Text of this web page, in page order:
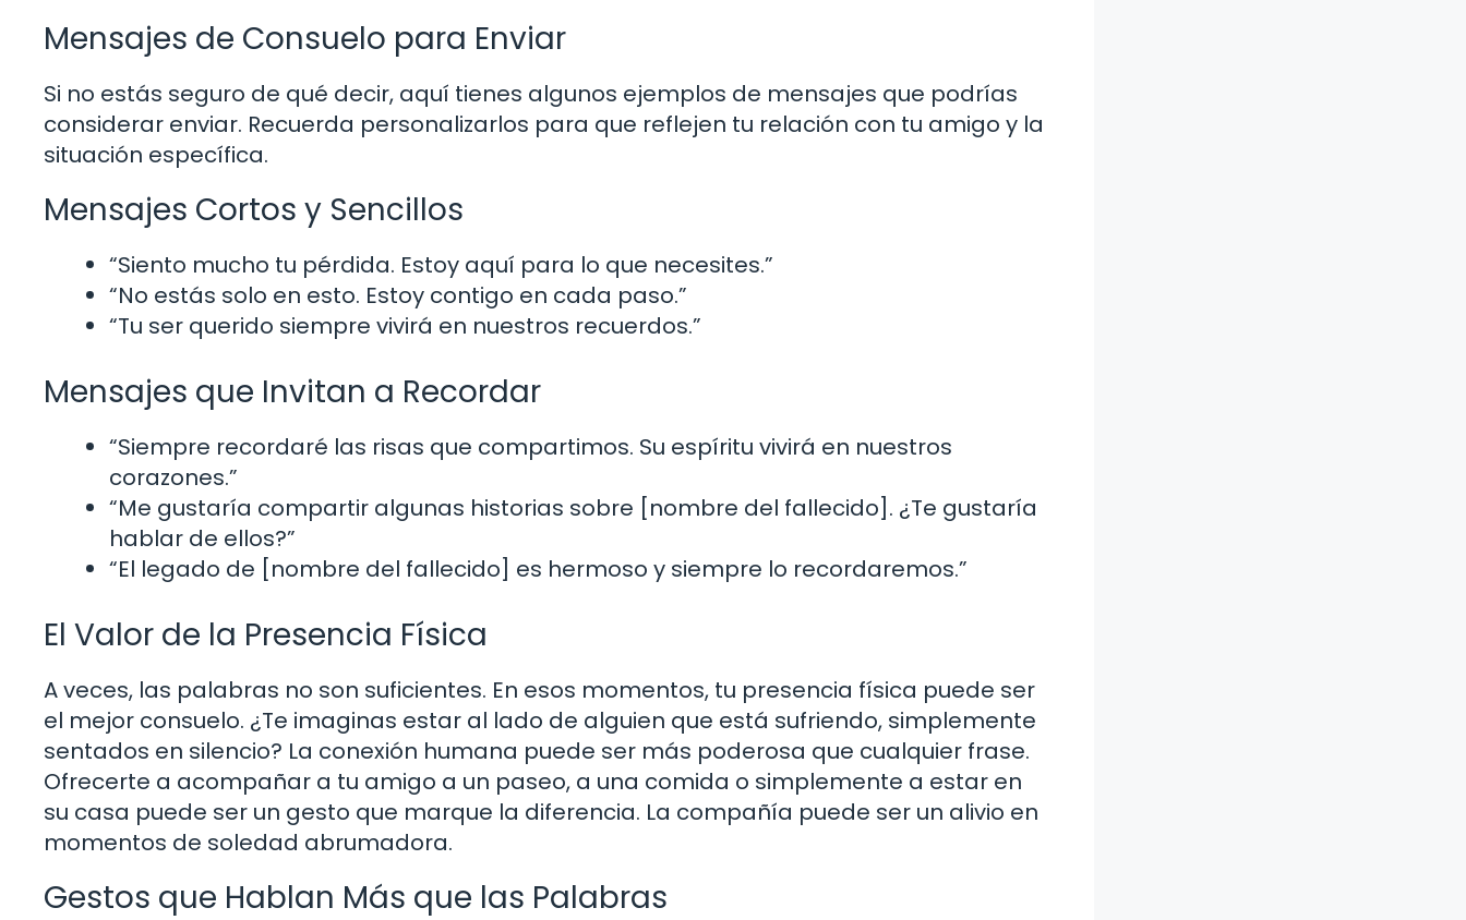
Mensajes de Consuelo para Enviar
Si no estás seguro de qué decir, aquí tienes algunos ejemplos de mensajes que podrías
considerar enviar. Recuerda personalizarlos para que reflejen tu relación con tu amigo y la
situación específica.
Mensajes Cortos y Sencillos
“Siento mucho tu pérdida. Estoy aquí para lo que necesites.”
“No estás solo en esto. Estoy contigo en cada paso.”
“Tu ser querido siempre vivirá en nuestros recuerdos.”
Mensajes que Invitan a Recordar
“Siempre recordaré las risas que compartimos. Su espíritu vivirá en nuestros
corazones.”
“Me gustaría compartir algunas historias sobre [nombre del fallecido]. ¿Te gustaría
hablar de ellos?”
“El legado de [nombre del fallecido] es hermoso y siempre lo recordaremos.”
El Valor de la Presencia Física
A veces, las palabras no son suficientes. En esos momentos, tu presencia física puede ser
el mejor consuelo. ¿Te imaginas estar al lado de alguien que está sufriendo, simplemente
sentados en silencio? La conexión humana puede ser más poderosa que cualquier frase.
Ofrecerte a acompañar a tu amigo a un paseo, a una comida o simplemente a estar en
su casa puede ser un gesto que marque la diferencia. La compañía puede ser un alivio en
momentos de soledad abrumadora.
Gestos que Hablan Más que las Palabras